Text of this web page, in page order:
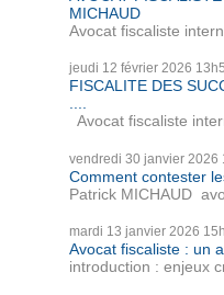
MICHAUD
Avocat fiscaliste
jeudi 12 février 2026
FISCALITE DES
Avocat fiscaliste
vendredi 30 janvier 2026
Comment contester
Patrick MICHAUD
mardi 13 janvier 2026
Avocat fiscaliste : un
introduction : enjeux